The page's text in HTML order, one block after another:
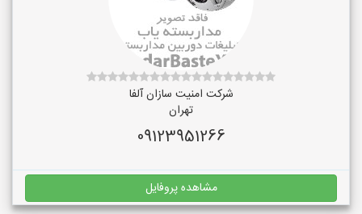
شرکت امنیت سازان آلفا
تهران
09123951266
مشاهده پروفایل